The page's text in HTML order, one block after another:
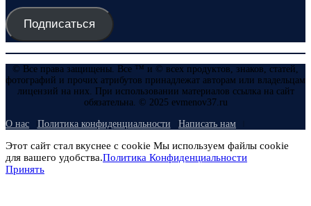
Подписаться
© Все права защищены. Все ™ и © всех продуктов, знаков, статей,
фотографий и прочих атрибутов принадлежат авторам или владельцам
лицензий на них. При использовании материалов ссылка на сайт
обязательна. © 2025 evmenov37.ru
О нас Политика конфиденциальности Написать нам
Этот сайт стал вкуснее с cookie Мы используем файлы cookie
для вашего удобства.Политика Конфиденциальности
Принять